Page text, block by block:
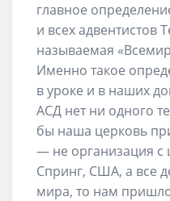
главное
и всех адвентистов
называемая
Именно такое
в уроке и в наших
АСД нет ни одного
бы наша церковь
— не организация с
Спринг, США, а все
мира, то нам